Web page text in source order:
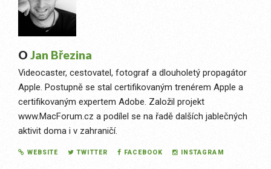
O Jan Březina
Videocaster, cestovatel, fotograf a dlouholetý propagátor
Apple. Postupně se stal certifikovaným trenérem Apple a
certifikovaným expertem Adobe. Založil projekt
www.MacForum.cz a podílel se na řadě dalších jablečných
aktivit doma i v zahraničí.
WEBSITE TWITTER FACEBOOK INSTAGRAM